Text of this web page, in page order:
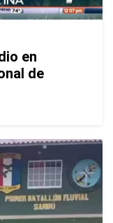
en
de